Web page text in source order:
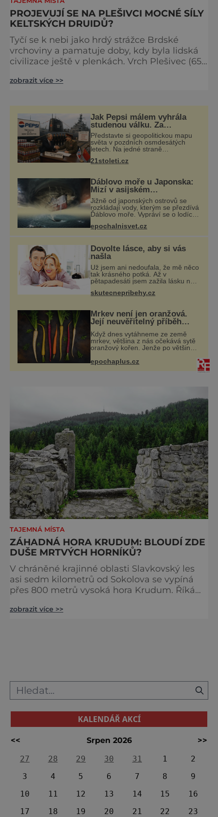
PROJEVUJÍ SE NA PLEŠIVCI MOCNÉ SÍLY
KELTSKÝCH DRUIDŮ?
Tyčí se k nebi jako hrdý strážce Brdské
vrchoviny a pamatuje doby, kdy byla lidská
civilizace ještě v plenkách. Vrch Plešivec (654
Příbrami je dlouhá tisíciletí opředen
drak a zjevovat se tu měl i bájný vládce Brd
Fabián, brdská obdoba Krakonoše, který má
mít n
zobrazit více >>
Jak Pepsi málem vyhrála
studenou válku. Za
limonádu dostala ponorky i
křižník
Představte si geopolitickou mapu
světa v pozdních osmdesátých
letech. Na jedné straně
Mezi nimi jaderný arzenál schopný
21stoleti.cz
Ďáblovo moře u Japonska:
Mizí v asijském
Bermudském trojúhelníku
lodě ve spárech neznámé
síly?
Jižně od japonských ostrovů se
rozkládají vody, kterým se přezdívá
Ďáblovo moře. Vypráví se o lodích
světlech, zrádných proudech i
epochalnisvet.cz
Dovolte lásce, aby si vás
našla
Už jsem ani nedoufala, že mě něco
tak krásného potká. Až v
pětapadesáti jsem zažila lásku na
vdávala, když mi bylo dvacet. Oba
skutecnepribehy.cz
Mrkev není jen oranžová.
Její neuvěřitelný příběh
začíná fialovou barvou
Když dnes vytáhneme ze země
mrkev, většina z nás očekává sytě
oranžový kořen. Jenže po většinu
možné, jen ne oranžová. Je fialová,
epochaplus.cz
TAJEMNÁ MÍSTA
ZÁHADNÁ HORA KRUDUM: BLOUDÍ ZDE
DUŠE MRTVÝCH HORNÍKŮ?
V chráněné krajinné oblasti Slavkovský les
asi sedm kilometrů od Sokolova se vypíná
přes 800 metrů vysoká hora Krudum. Říká
do jiné dimenze! Název Krudum je možná
zobrazit více >>
KALENDÁŘ AKCÍ
<< Srpen 2026
>>
27
28 29 30 31 1
2
3
4 5 6 7 8
9
10
11 12 13 14 15
16
17
18 19 20 21 22
23